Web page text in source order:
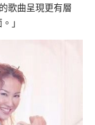
歌曲呈現更有層
」